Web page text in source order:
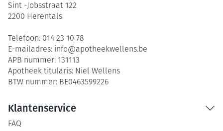
Sint -Jobsstraat 122
2200 Herentals
Telefoon: 014 23 10 78
E-mailadres: info@apotheekwellens.be
APB nummer: 131113
Apotheek titularis: Niel Wellens
BTW nummer: BE0463599226
Klantenservice
FAQ